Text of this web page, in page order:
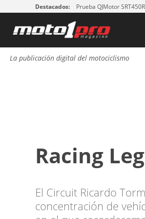
Destacados: Prueba QJMotor
La publicación digital del motociclismo
Racing
El Circuit Ricardo
concentración de